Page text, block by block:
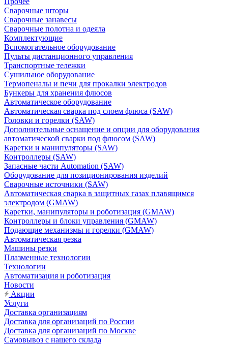
Сварочные шторы
Сварочные занавесы
Сварочные полотна и одеяла
Комплектующие
Вспомогательное оборудование
Пульты дистанционного управления
Транспортные тележки
Сушильное оборудование
Термопеналы и печи для прокалки электродов
Бункеры для хранения флюсов
Автоматическое оборудование
Автоматическая сварка под слоем флюса (SAW)
Головки и горелки (SAW)
Дополнительные оснащение и опции для оборудования
автоматической сварки под флюсом (SAW)
Каретки и манипуляторы (SAW)
Контроллеры (SAW)
Запасные части Automation (SAW)
Оборудование для позиционирования изделий
Сварочные источники (SAW)
Автоматическая сварка в защитных газах плавящимся
электродом (GMAW)
Каретки, манипуляторы и роботизация (GMAW)
Контроллеры и блоки управления (GMAW)
Подающие механизмы и горелки (GMAW)
Автоматическая резка
Машины резки
Плазменные технологии
Технологии
Автоматизация и роботизация
Новости
Акции
Услуги
Доставка организациям
Доставка для организаций по России
Доставка для организаций по Москве
Самовывоз с нашего склада